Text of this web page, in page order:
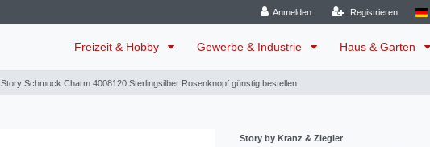
Anmelden Registrieren
Freizeit & Hobby Gewerbe & Industrie Haus & Garten
Story Schmuck Charm 4008120 Sterlingsilber Rosenknopf günstig bestellen
Story by Kranz & Ziegler